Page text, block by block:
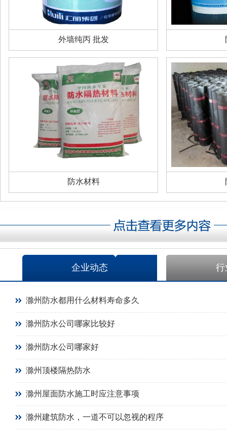
外墙纯丙 批发
防水材料
企业动态 行
滁州防水都用什么材料寿命多久
滁州防水公司哪家比较好
滁州防水公司哪家好
滁州顶楼隔热防水
滁州屋面防水施工时应注意事项
滁州建筑防水，一道不可以忽视的程序